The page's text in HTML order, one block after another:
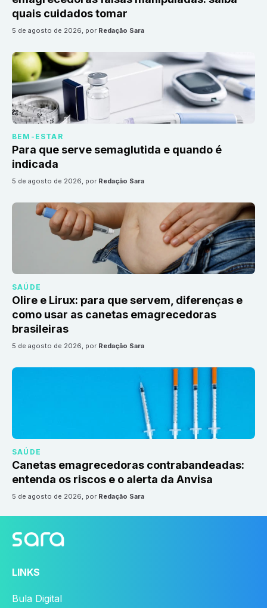
quais cuidados tomar
5 de agosto de 2026, por Redação Sara
BEM-ESTAR
Para que serve semaglutida e quando é
indicada
5 de agosto de 2026, por Redação Sara
SAÚDE
Olire e Lirux: para que servem, diferenças e
como usar as canetas emagrecedoras
brasileiras
5 de agosto de 2026, por Redação Sara
SAÚDE
Canetas emagrecedoras contrabandeadas:
entenda os riscos e o alerta da Anvisa
5 de agosto de 2026, por Redação Sara
LINKS
Bula Digital